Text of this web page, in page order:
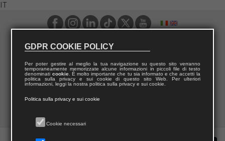
IT
GDPR COOKIE POLICY
Per poter gestire al meglio la tua navigazione su questo sito verranno
temporaneamente memorizzate alcune informazioni in piccoli file di testo
denominati cookie. È molto importante che tu sia informato e che accetti la
politica sulla privacy e sui cookie di questo sito Web. Per ulteriori
informazioni, leggi la nostra politica sulla privacy e sui cookie.
Politica sulla privacy e sui cookie
Cookie necessari